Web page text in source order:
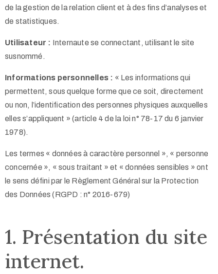
de la gestion de la relation client et à des fins d’analyses et
de statistiques.
Utilisateur : Internaute se connectant, utilisant le site
susnommé.
Informations personnelles : « Les informations qui
permettent, sous quelque forme que ce soit, directement
ou non, l’identification des personnes physiques auxquelles
elles s’appliquent » (article 4 de la loi n° 78-17 du 6 janvier
1978).
Les termes « données à caractère personnel », « personne
concernée », « sous traitant » et « données sensibles » ont
le sens défini par le Règlement Général sur la Protection
des Données (RGPD : n° 2016-679)
1. Présentation du site
internet.